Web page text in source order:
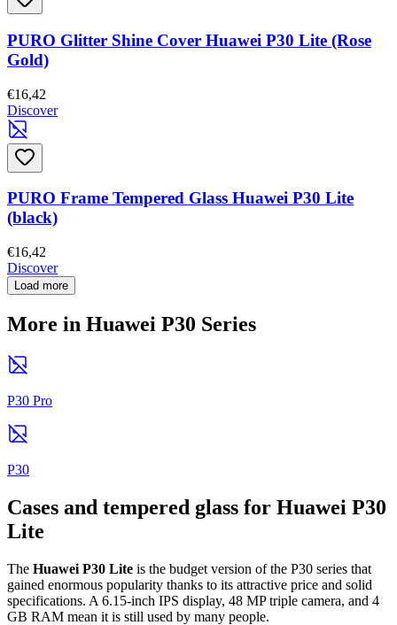
PURO Glitter Shine Cover Huawei P30 Lite (Rose
Gold)
€16,42
Discover
PURO Frame Tempered Glass Huawei P30 Lite
(black)
€16,42
Discover
Load more
More in Huawei P30 Series
P30 Pro
P30
Cases and tempered glass for Huawei P30
Lite
The Huawei P30 Lite is the budget version of the P30 series that
gained enormous popularity thanks to its attractive price and solid
specifications. A 6.15-inch IPS display, 48 MP triple camera, and 4
GB RAM mean it is still used by many people.